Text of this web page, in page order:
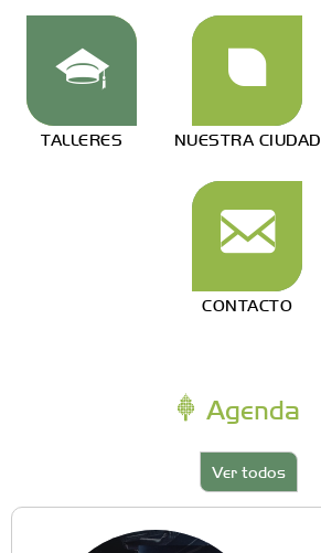
TALLERES NUESTRA CIUDAD
CONTACTO
Agenda
Ver todos